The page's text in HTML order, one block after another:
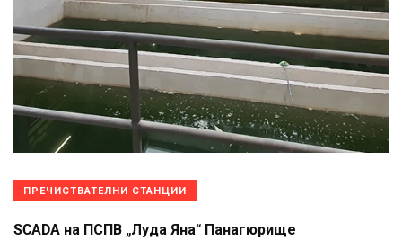
ПРЕЧИСТВАТЕЛНИ СТАНЦИИ
SCADA на ПСПВ „Луда Яна“ Панагюрище